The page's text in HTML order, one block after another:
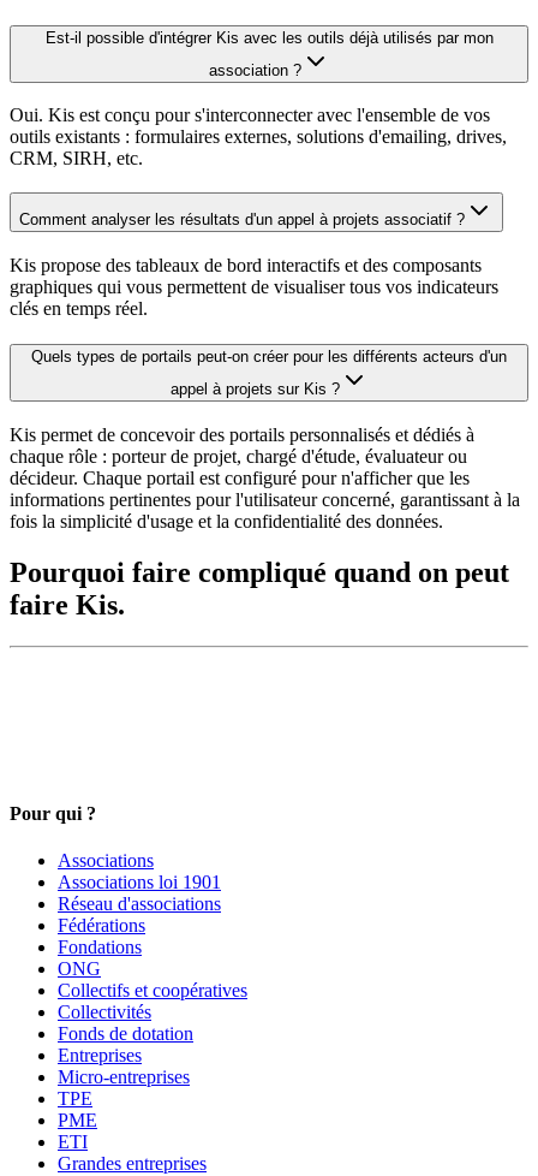
Est-il possible d'intégrer Kis avec les outils déjà utilisés par mon
association ?
Oui. Kis est conçu pour s'interconnecter avec l'ensemble de vos
outils existants : formulaires externes, solutions d'emailing, drives,
CRM, SIRH, etc.
Comment analyser les résultats d'un appel à projets associatif ?
Kis propose des tableaux de bord interactifs et des composants
graphiques qui vous permettent de visualiser tous vos indicateurs
clés en temps réel.
Quels types de portails peut-on créer pour les différents acteurs d'un
appel à projets sur Kis ?
Kis permet de concevoir des portails personnalisés et dédiés à
chaque rôle : porteur de projet, chargé d'étude, évaluateur ou
décideur. Chaque portail est configuré pour n'afficher que les
informations pertinentes pour l'utilisateur concerné, garantissant à la
fois la simplicité d'usage et la confidentialité des données.
Pourquoi faire compliqué quand on peut
faire Kis.
Pour qui ?
Associations
Associations loi 1901
Réseau d'associations
Fédérations
Fondations
ONG
Collectifs et coopératives
Collectivités
Fonds de dotation
Entreprises
Micro-entreprises
TPE
PME
ETI
Grandes entreprises